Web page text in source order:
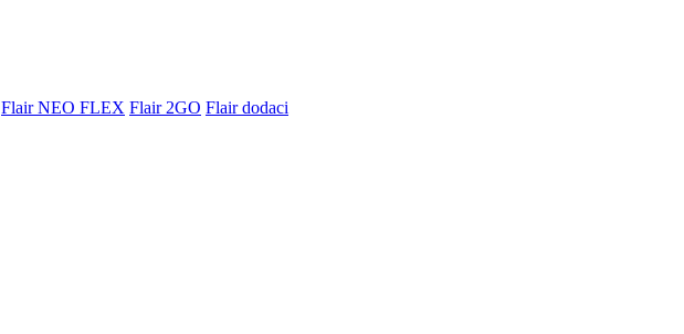
Flair NEO FLEX Flair 2GO Flair dodaci